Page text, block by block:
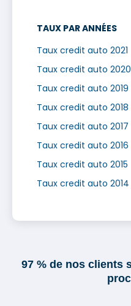
TAUX PAR ANNÉES
Taux credit auto 2021
Taux credit auto 2020
Taux credit auto 2019
Taux credit auto 2018
Taux credit auto 2017
Taux credit auto 2016
Taux credit auto 2015
Taux credit auto 2014